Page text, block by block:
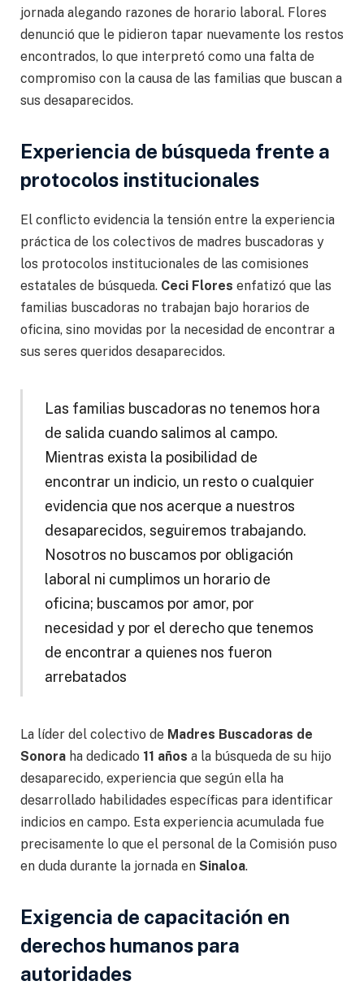
jornada alegando razones de horario laboral. Flores
denunció que le pidieron tapar nuevamente los restos
encontrados, lo que interpretó como una falta de
compromiso con la causa de las familias que buscan a
sus desaparecidos.
Experiencia de búsqueda frente a
protocolos institucionales
El conflicto evidencia la tensión entre la experiencia
práctica de los colectivos de madres buscadoras y
los protocolos institucionales de las comisiones
estatales de búsqueda. Ceci Flores enfatizó que las
familias buscadoras no trabajan bajo horarios de
oficina, sino movidas por la necesidad de encontrar a
sus seres queridos desaparecidos.
Las familias buscadoras no tenemos hora
de salida cuando salimos al campo.
Mientras exista la posibilidad de
encontrar un indicio, un resto o cualquier
evidencia que nos acerque a nuestros
desaparecidos, seguiremos trabajando.
Nosotros no buscamos por obligación
laboral ni cumplimos un horario de
oficina; buscamos por amor, por
necesidad y por el derecho que tenemos
de encontrar a quienes nos fueron
arrebatados
La líder del colectivo de Madres Buscadoras de
Sonora ha dedicado 11 años a la búsqueda de su hijo
desaparecido, experiencia que según ella ha
desarrollado habilidades específicas para identificar
indicios en campo. Esta experiencia acumulada fue
precisamente lo que el personal de la Comisión puso
en duda durante la jornada en Sinaloa.
Exigencia de capacitación en
derechos humanos para
autoridades